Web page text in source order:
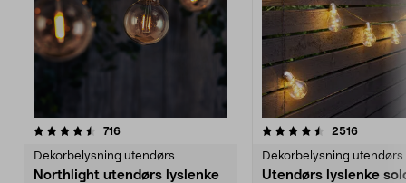
716anmeldelser
Dekorbelysning utendørs
Northlight utendørs lyslenke
4.5 av 5 stjerner 2516
Dekorbelysning utendørs
Utendørs lyslenke
4.5 av 5 stjerner